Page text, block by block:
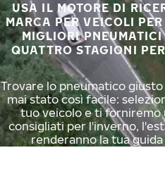
USA IL MOTORE DI
MARCA PER VEICOLI
MIGLIORI
QUATTRO STAGIONI
Trovare lo pneumatico
mai stato così facile:
tuo veicolo e ti forniremo
consigliati per l'inverno,
renderanno la tua